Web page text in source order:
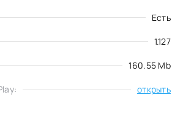
Есть
1.127
160.55 Mb
открыть